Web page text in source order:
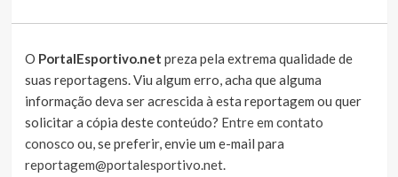
O PortalEsportivo.net preza pela extrema qualidade de
suas reportagens. Viu algum erro, acha que alguma
informação deva ser acrescida à esta reportagem ou quer
solicitar a cópia deste conteúdo? Entre em contato
conosco ou, se preferir, envie um e-mail para
reportagem@portalesportivo.net.